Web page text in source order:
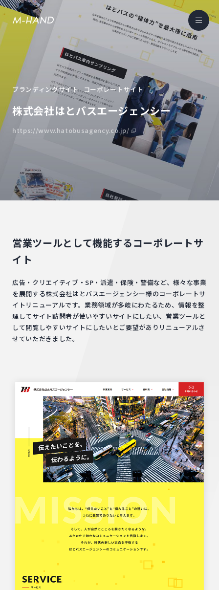
ブランディングサイト コーポレートサイト
株式会社はとバスエージェンシー
https://www.hatobusagency.co.jp/
営業ツールとして機能するコーポレートサ
イト
広告・クリエイティブ・SP・派遣・保険・警備など、様々な事業
を展開する株式会社はとバスエージェンシー様のコーポレートサ
イトリニューアルです。業務領域が多岐にわたるため、情報を整
理してサイト訪問者が使いやすいサイトにしたい、営業ツールと
して閲覧しやすいサイトにしたいとご要望がありリニューアルさ
せていただきました。